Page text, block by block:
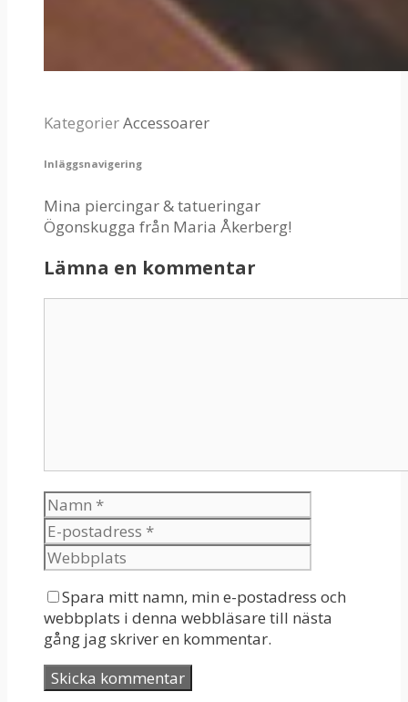
KategorierAccessoarer
Inläggsnavigering
Mina piercingar & tatueringar
Ögonskugga från Maria Åkerberg!
Lämna en kommentar
Spara mitt namn, min e-postadress och
webbplats i denna webbläsare till nästa
gång jag skriver en kommentar.